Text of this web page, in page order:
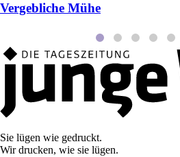
Vergebliche Mühe
Sie lügen wie gedruckt.
Wir drucken, wie sie lügen.